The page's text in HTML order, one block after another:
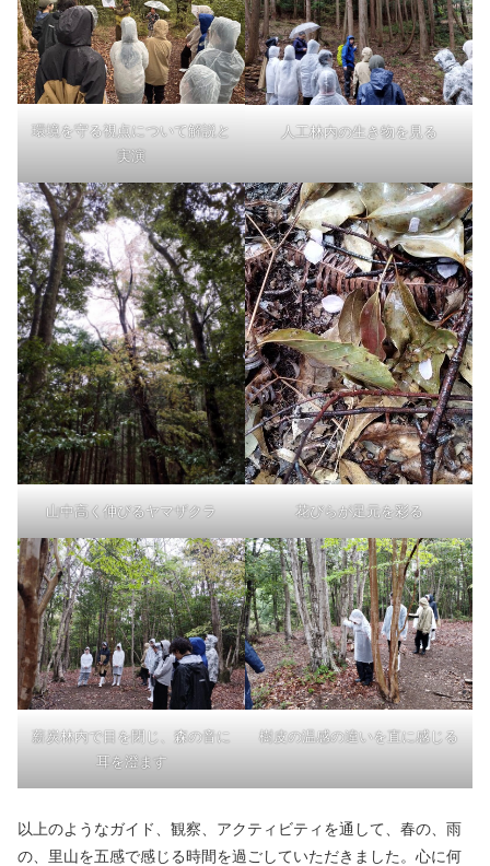
環境を守る視点について解説と
実演
人工林内の生き物を見る
山中高く伸びるヤマザクラ 花びらが足元を彩る
薪炭林内で目を閉じ、森の音に
耳を澄ます
樹皮の温感の違いを直に感じる
以上のようなガイド、観察、アクティビティを通して、春の、雨
の、里山を五感で感じる時間を過ごしていただきました。心に何